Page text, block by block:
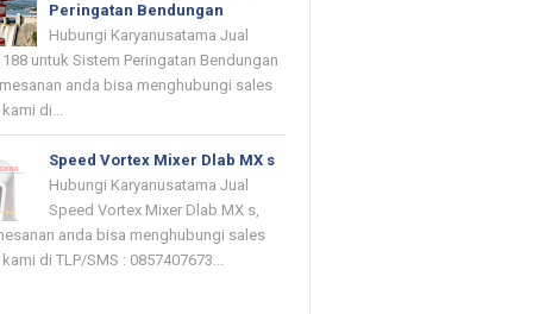
Peringatan Bendungan
Hubungi Karyanusatama Jual
untuk Sistem Peringatan Bendungan
anda bisa menghubungi sales
di...
Speed Vortex Mixer Dlab MX s
Hubungi Karyanusatama Jual
Speed Vortex Mixer Dlab MX s,
anda bisa menghubungi sales
di TLP/SMS : 0857407673...